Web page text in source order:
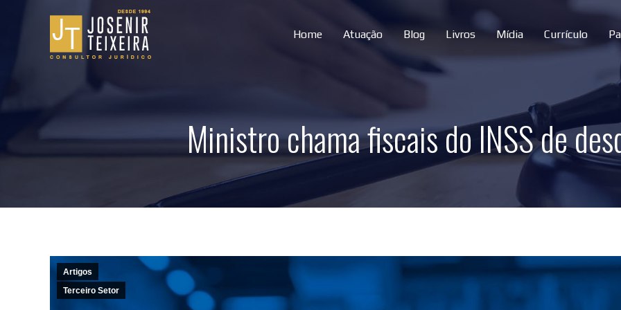
Home Atuação Blog Livros Mídia Currículo
Ministro chama fiscais do INSS de
Artigos
Terceiro Setor